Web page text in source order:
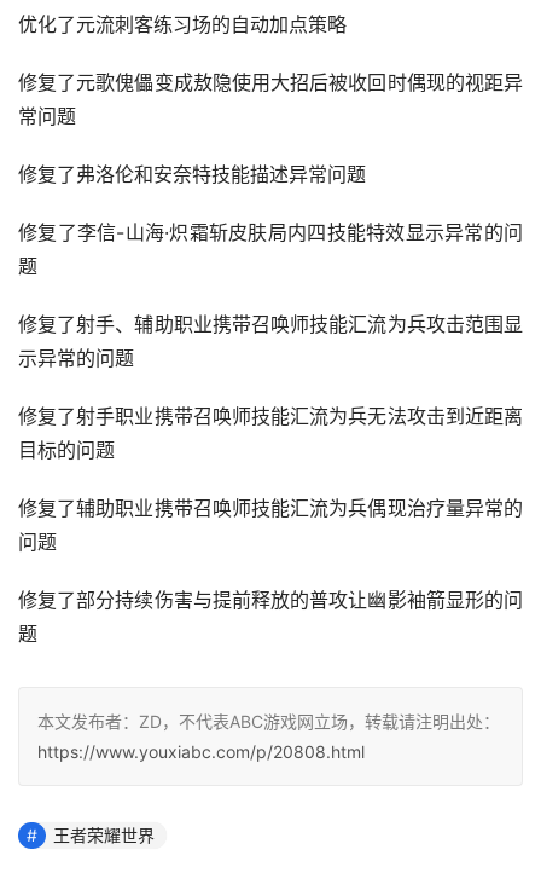
优化了元流刺客练习场的自动加点策略
修复了元歌傀儡变成敖隐使用大招后被收回时偶现的视距异
常问题
修复了弗洛伦和安奈特技能描述异常问题
修复了李信-山海·炽霜斩皮肤局内四技能特效显示异常的问
题
修复了射手、辅助职业携带召唤师技能汇流为兵攻击范围显
示异常的问题
修复了射手职业携带召唤师技能汇流为兵无法攻击到近距离
目标的问题
修复了辅助职业携带召唤师技能汇流为兵偶现治疗量异常的
问题
修复了部分持续伤害与提前释放的普攻让幽影袖箭显形的问
题
本文发布者：ZD，不代表ABC游戏网立场，转载请注明出处：
https://www.youxiabc.com/p/20808.html
王者荣耀世界